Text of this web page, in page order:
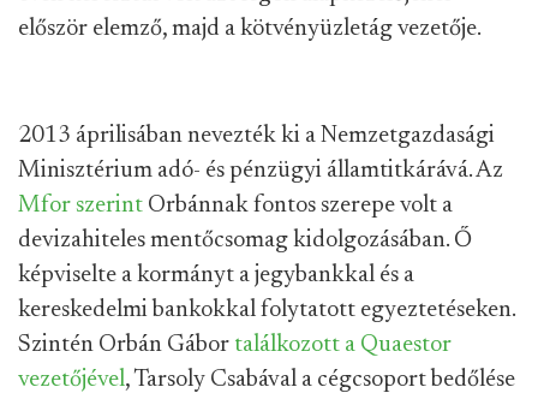
először elemző, majd a kötvényüzletág vezetője.
2013 áprilisában nevezték ki a Nemzetgazdasági
Minisztérium adó- és pénzügyi államtitkárává. Az
Mfor szerint Orbánnak fontos szerepe volt a
devizahiteles mentőcsomag kidolgozásában. Ő
képviselte a kormányt a jegybankkal és a
kereskedelmi bankokkal folytatott egyeztetéseken.
Szintén Orbán Gábor találkozott a Quaestor
vezetőjével, Tarsoly Csabával a cégcsoport bedőlése